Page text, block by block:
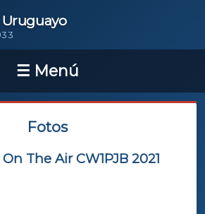
Fotos
The Air CW1PJB 2021